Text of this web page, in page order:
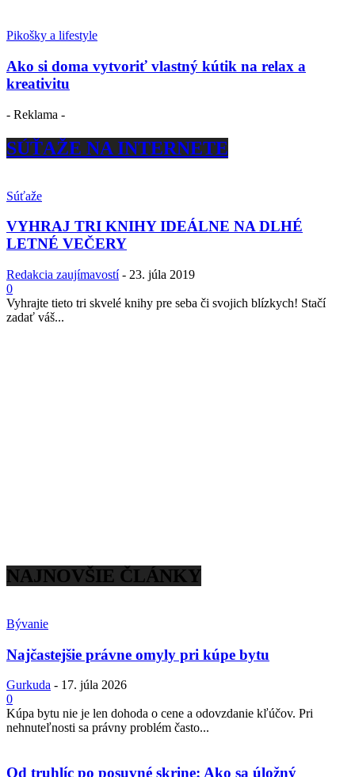
Pikošky a lifestyle
Ako si doma vytvoriť vlastný kútik na relax a
kreativitu
- Reklama -
SÚŤAŽE NA INTERNETE
Súťaže
VYHRAJ TRI KNIHY IDEÁLNE NA DLHÉ
LETNÉ VEČERY
Redakcia zaujímavostí - 23. júla 2019
0
Vyhrajte tieto tri skvelé knihy pre seba či svojich blízkych! Stačí
zadať váš...
NAJNOVŠIE ČLÁNKY
Bývanie
Najčastejšie právne omyly pri kúpe bytu
Gurkuda - 17. júla 2026
0
Kúpa bytu nie je len dohoda o cene a odovzdanie kľúčov. Pri
nehnuteľnosti sa právny problém často...
Od truhlíc po posuvné skrine: Ako sa úložný